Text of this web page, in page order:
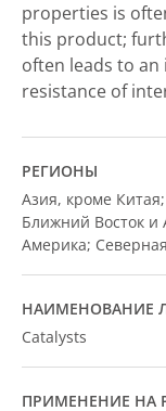
properties is
this product;
often leads to
resistance of
РЕГИОНЫ
Азия, кроме
Ближний Восток и
Америка;
НАИМЕНОВАНИЕ
Catalysts
ПРИМЕНЕНИЕ НА